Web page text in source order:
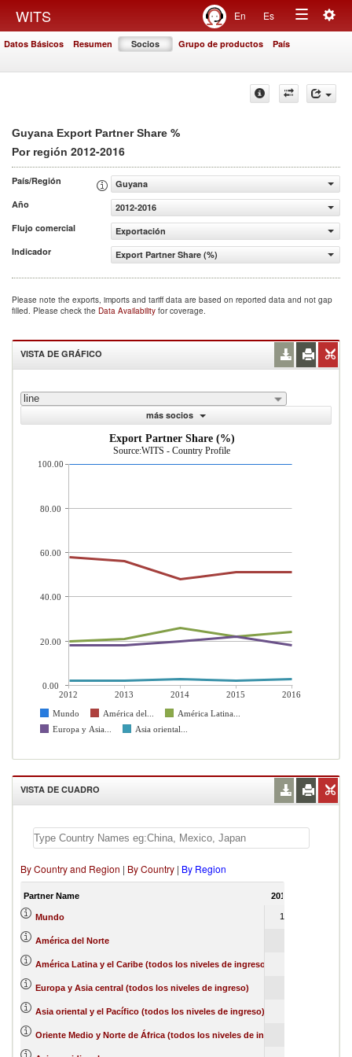
WITS En Es
Toggle
Datos Básicos Resumen Socios Grupo de productos País
Guyana Export Partner Share %
Por región 2012-2016
País/Región
Guyana
Año
2012-2016
Flujo comercial
Exportación
Indicador
Export Partner Share (%)
Please note the exports, imports and tariff data are based on reported data and not gap
filled. Please check the Data Availability for coverage.
VISTA DE GRÁFICO
line
más socios
Export Partner Share (%)
Source:WITS - Country Profile
2012 2013 2014 2015
2016
Mundo
América del...
América Latina...
Europa y Asia...
Asia oriental...
100.00
80.00
60.00
40.00
20.00
0.00
VISTA DE CUADRO
By Country and Region | By Country | By Region
Partner Name 2012
Mundo 100
América del Norte
América Latina y el Caribe (todos los niveles de ingreso)
Europa y Asia central (todos los niveles de ingreso)
Asia oriental y el Pacífico (todos los niveles de ingreso)
Oriente Medio y Norte de África (todos los niveles de ingreso)